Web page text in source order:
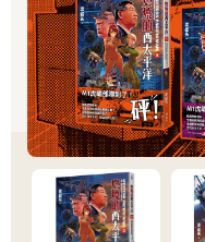
我要拿回來。我的生命
是不容討價還價的合法要
人工流產永遠都是很嚴肅
引言（節選）
安妮．芬奇
我在1999年做了人工流產
經歷時，我才發現自己鮮
還擁有文學博士學位）。